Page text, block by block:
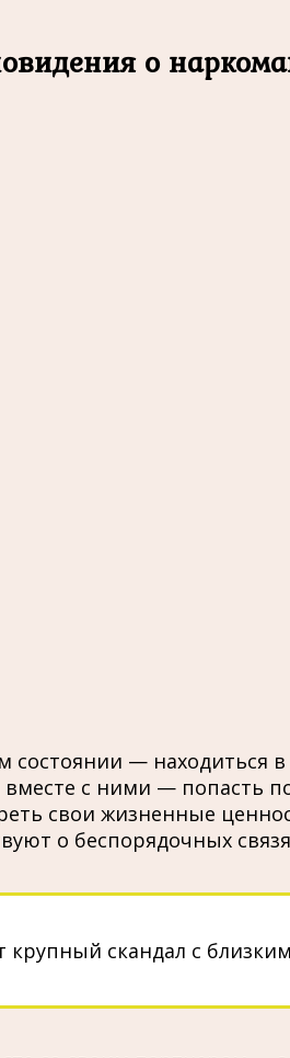
о
— находиться
с ними — попасть
свои жизненные
о беспорядочных
скандал с